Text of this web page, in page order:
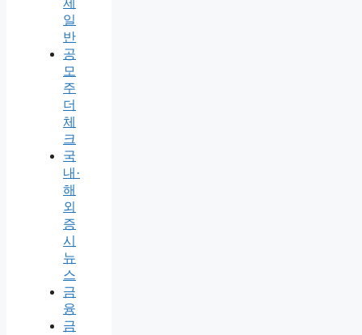
제
일
반
공
모
주
더
체
크
국
내·
해
외
증
시
뉴
스
금
융
금